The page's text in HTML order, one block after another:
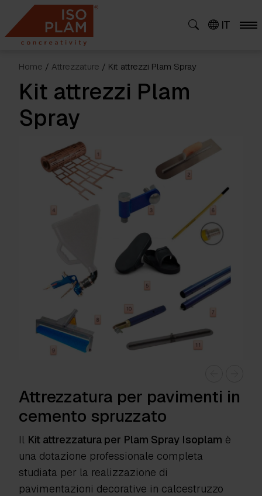
content
IT
Home / Attrezzature / Kit attrezzi Plam Spray
Kit attrezzi Plam
Spray
Attrezzatura per pavimenti in
cemento spruzzato
Il Kit attrezzatura per Plam Spray Isoplam è
una dotazione professionale completa
studiata per la realizzazione di
pavimentazioni decorative in calcestruzzo